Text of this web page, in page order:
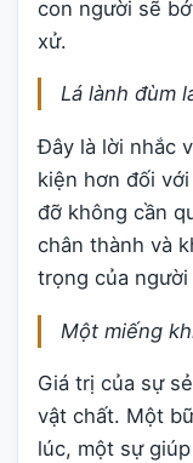
con người sẽ
xử.
Lá lành đùm
Đây là lời nhắc
kiện hơn đối
đỡ không cần
chân thành và
trọng của người
Một miếng
Giá trị của sự
vật chất. Một
lúc, một sự